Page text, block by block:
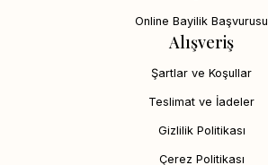
Online Bayilik Başvurusu
Alışveriş
Şartlar ve Koşullar
Teslimat ve İadeler
Gizlilik Politikası
Çerez Politikası